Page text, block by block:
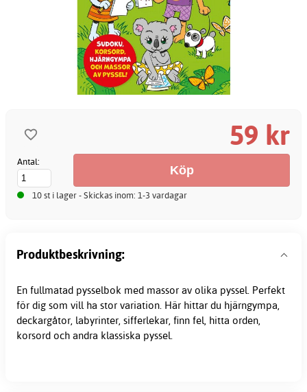
59 kr
Antal:
10 st i lager - Skickas inom: 1-3 vardagar
Produktbeskrivning:
En fullmatad pysselbok med massor av olika pyssel. Perfekt
för dig som vill ha stor variation. Här hittar du hjärngympa,
deckargåtor, labyrinter, sifferlekar, finn fel, hitta orden,
korsord och andra klassiska pyssel.